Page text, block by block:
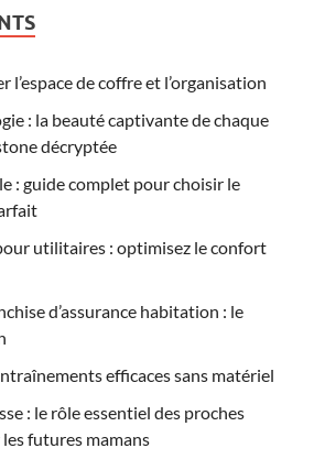
de coffre et l’organisation
: la beauté captivante de chaque
décryptée
: guide complet pour choisir le
utilitaires : optimisez le confort
d’assurance habitation : le
efficaces sans matériel
: le rôle essentiel des proches
futures mamans